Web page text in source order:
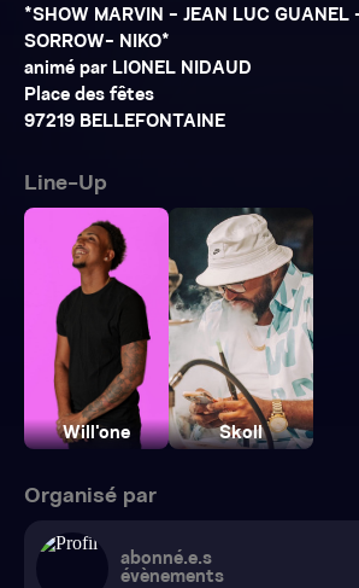
*SHOW MARVIN - JEAN LUC GUANEL
SORROW- NIKO*
animé par LIONEL NIDAUD
Place des fêtes
97219 BELLEFONTAINE
Line-Up
Will'one Skoll
Organisé par
abonné.e.s
évènements